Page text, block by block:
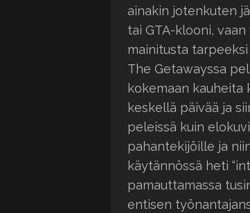
ainakin jotenkuten
tai GTA-klooni,
mainitusta
The Getawayssa
kokemaan kauheita
keskellä päivää ja
peleissä kuin
pahantekijöille ja
käytännössä heti
pamauttamassa
entisen